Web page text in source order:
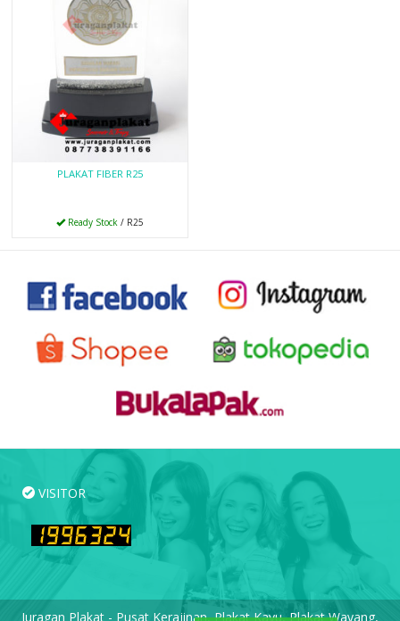
PLAKAT FIBER R25
Ready Stock / R25
VISITOR
Juragan Plakat - Pusat Kerajinan, Plakat Kayu, Plakat Wayang,